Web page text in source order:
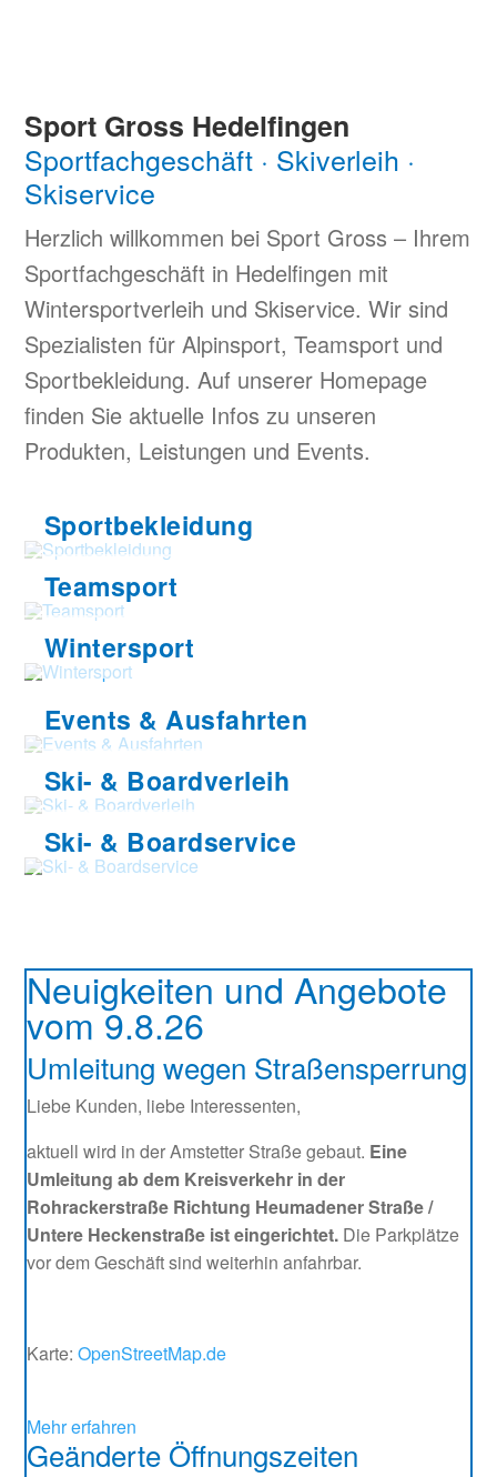
Sport Gross Hedelfingen
Sportfachgeschäft · Skiverleih ·
Skiservice
Herzlich willkommen bei Sport Gross – Ihrem
Sportfachgeschäft in Hedelfingen mit
Wintersportverleih und Skiservice. Wir sind
Spezialisten für Alpinsport, Teamsport und
Sportbekleidung. Auf unserer Homepage
finden Sie aktuelle Infos zu unseren
Produkten, Leistungen und Events.
Sportbekleidung
Teamsport
Wintersport
Events & Ausfahrten
Ski- & Boardverleih
Ski- & Boardservice
Neuigkeiten und Angebote
vom 9.8.26
Umleitung wegen Straßensperrung
Liebe Kunden, liebe Interessenten,
aktuell wird in der Amstetter Straße gebaut. Eine
Umleitung ab dem Kreisverkehr in der
Rohrackerstraße Richtung Heumadener Straße /
Untere Heckenstraße ist eingerichtet. Die Parkplätze
vor dem Geschäft sind weiterhin anfahrbar.
Karte:OpenStreetMap.de
Mehr erfahren
Geänderte Öffnungszeiten